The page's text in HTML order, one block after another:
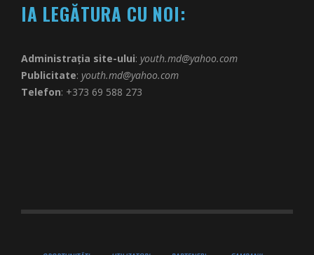
IA LEGĂTURA CU NOI:
Administrația site-ului: youth.md@yahoo.com
Publicitate: youth.md@yahoo.com
Telefon: +373 69 588 273